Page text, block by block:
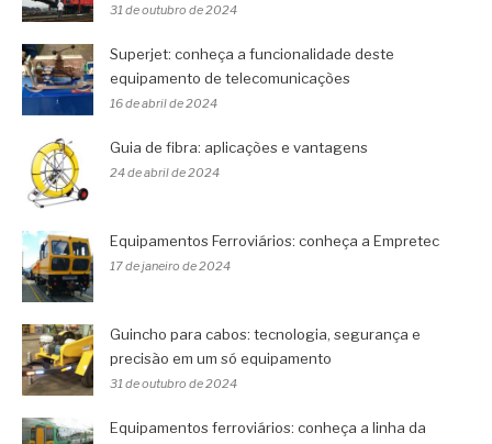
31 de outubro de 2024
Superjet: conheça a funcionalidade deste
equipamento de telecomunicações
16 de abril de 2024
Guia de fibra: aplicações e vantagens
24 de abril de 2024
Equipamentos Ferroviários: conheça a Empretec
17 de janeiro de 2024
Guincho para cabos: tecnologia, segurança e
precisão em um só equipamento
31 de outubro de 2024
Equipamentos ferroviários: conheça a linha da